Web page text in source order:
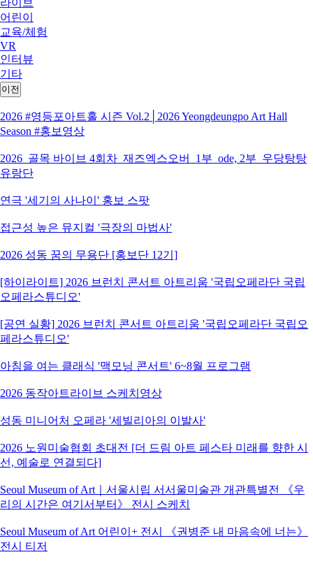
라이브
어린이
교육/체험
VR
인터뷰
기타
이전
2026 #영등포아트홀 시즌 Vol.2│2026 Yeongdeungpo Art Hall
Season #홍보영상
2026_골목 바이브 4회차_재즈엑스오버_1부_ode, 2부_우당탕탕
유랑단
연극 '세기의 사나이' 홍보 스팟
접근성 높은 뮤지컬 '극장의 마법사'
2026 성동 꿈의 무용단 [홍보단 12기]
[하이라이트] 2026 브런치 콘서트 아트리움 '국립오페라단 국립
오페라스튜디오'
[공연 실황] 2026 브런치 콘서트 아트리움 '국립오페라단 국립오
페라스튜디오'
아침을 여는 클래식 '맥모닝 콘서트' 6~8월 프로그램
2026 동작아트라이브 스케치영상
성동 미니어처 오페라 '세빌리아의 이발사'
2026 노원미술협회 초대전 [더 드림 아트 페스타 미래를 향한 시
선, 예술로 연결되다]
Seoul Museum of Art｜서울시립 서서울미술관 개관특별전 《우
리의 시간은 여기서부터》 전시 스케치
Seoul Museum of Art 어린이+ 전시 《권병준 내 마음속에 너는》
전시 티저